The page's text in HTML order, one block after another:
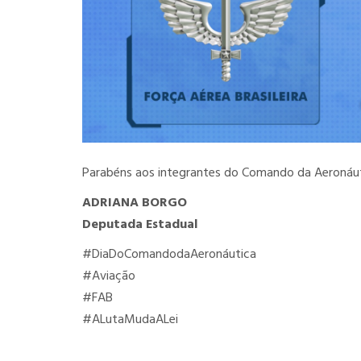
Parabéns aos integrantes do Comando da
ADRIANA BORGO
Deputada Estadual
#DiaDoComandodaAeronáutica
#Aviação
#FAB
#ALutaMudaALei